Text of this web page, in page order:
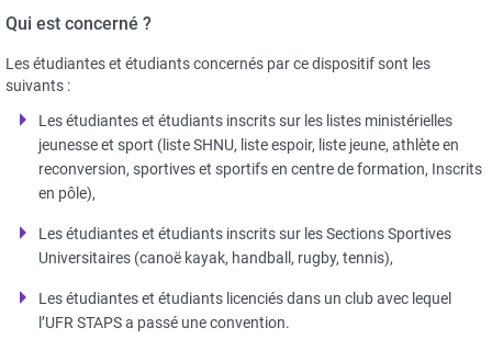
Qui est concerné ?
Les étudiantes et étudiants concernés par ce dispositif sont les
suivants :
Les étudiantes et étudiants inscrits sur les listes ministérielles
jeunesse et sport (liste SHNU, liste espoir, liste jeune, athlète en
reconversion, sportives et sportifs en centre de formation, Inscrits
en pôle),
Les étudiantes et étudiants inscrits sur les Sections Sportives
Universitaires (canoë kayak, handball, rugby, tennis),
Les étudiantes et étudiants licenciés dans un club avec lequel
l’UFR STAPS a passé une convention.